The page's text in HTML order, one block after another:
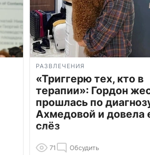
РАЗВЛЕЧЕНИЯ
«Триггерю тех, кто в
терапии»: Гордон
прошлась по
Ахмедовой и довела
слёз
71 Обсудить